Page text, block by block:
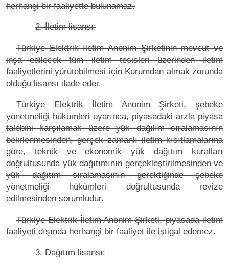
herhangi bir faaliyette bulunamaz.
2. İletim lisansı:
Türkiye Elektrik İletim Anonim Şirketinin mevcut ve
inşa edilecek tüm iletim tesisleri üzerinden iletim
faaliyetlerini yürütebilmesi için Kurumdan almak zorunda
olduğu lisansı ifade eder.
Türkiye Elektrik İletim Anonim Şirketi, şebeke
yönetmeliği hükümleri uyarınca, piyasadaki arzla piyasa
talebini karşılamak üzere yük dağılım sıralamasının
belirlenmesinden, gerçek zamanlı iletim kısıtlamalarına
göre, teknik ve ekonomik yük dağıtım kuralları
doğrultusunda yük dağıtımının gerçekleştirilmesinden ve
yük dağıtım sıralamasının gerektiğinde şebeke
yönetmeliği hükümleri doğrultusunda revize
edilmesinden sorumludur.
Türkiye Elektrik İletim Anonim Şirketi, piyasada iletim
faaliyeti dışında herhangi bir faaliyet ile iştigal edemez.
3. Dağıtım lisansı: